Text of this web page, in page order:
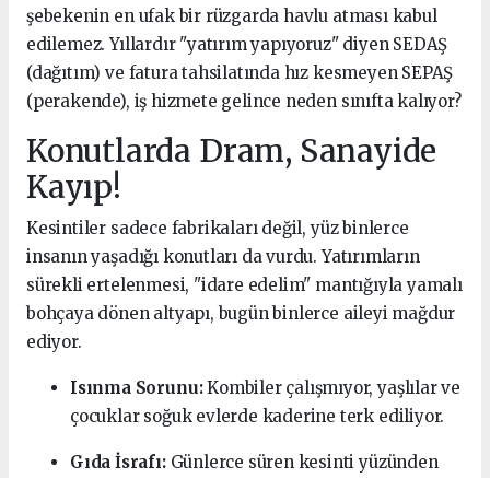
şebekenin en ufak bir rüzgarda havlu atması kabul
edilemez. Yıllardır "yatırım yapıyoruz" diyen SEDAŞ
(dağıtım) ve fatura tahsilatında hız kesmeyen SEPAŞ
(perakende), iş hizmete gelince neden sınıfta kalıyor?
Konutlarda Dram, Sanayide
Kayıp!
Kesintiler sadece fabrikaları değil, yüz binlerce
insanın yaşadığı konutları da vurdu. Yatırımların
sürekli ertelenmesi, "idare edelim" mantığıyla yamalı
bohçaya dönen altyapı, bugün binlerce aileyi mağdur
ediyor.
Isınma Sorunu:Kombiler çalışmıyor, yaşlılar ve
çocuklar soğuk evlerde kaderine terk ediliyor.
Gıda İsrafı:Günlerce süren kesinti yüzünden